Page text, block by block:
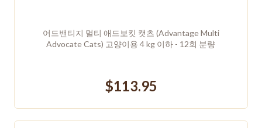
어드밴티지 멀티 애드보킷 캣츠 (Advantage Multi
Advocate Cats) 고양이용 4 kg 이하 - 12회 분량
$113.95